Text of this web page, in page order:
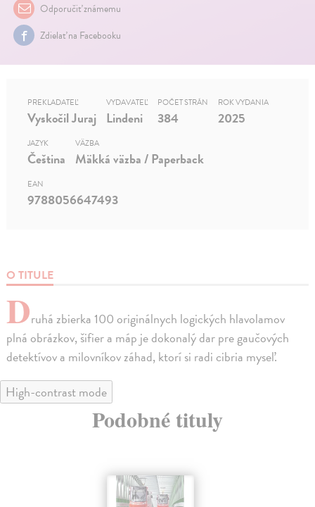
Odporučiť známemu
Zdielať na Facebooku
O TITULE
Druhá zbierka 100 originálnych logických hlavolamov
plná obrázkov, šifier a máp je dokonalý dar pre gaučových
detektívov a milovníkov záhad, ktorí si radi cibria myseľ.
PREKLADATEĽ
Vyskočil Juraj
VYDAVATEĽ
Lindeni
POČET STRÁN
384
ROK VYDANIA
2025
JAZYK
Čeština
VÄZBA
Mäkká väzba / Paperback
EAN
9788056647493
High-contrast mode
Podobné tituly